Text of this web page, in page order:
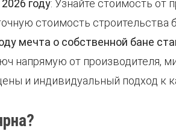
году: Узнайте стоимость от
стоимость
мечта о собственной бане
напрямую от
и индивидуальный подход к